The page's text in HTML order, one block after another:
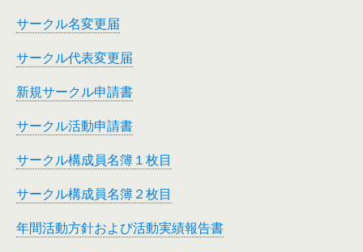
サークル名変更届
サークル代表変更届
新規サークル申請書
サークル活動申請書
サークル構成員名簿１枚目
サークル構成員名簿２枚目
年間活動方針および活動実績報告書